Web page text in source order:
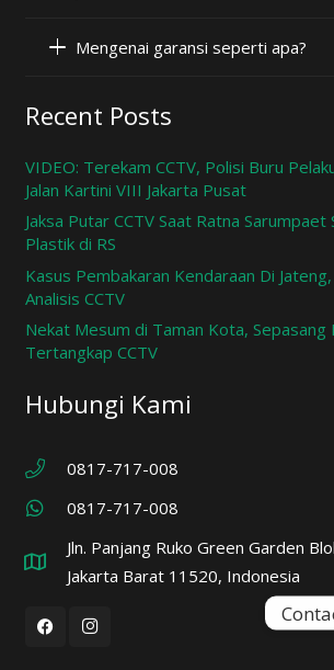
Mengenai garansi seperti apa?
Recent Posts
VIDEO: Terekam CCTV, Polisi Buru
Jalan Kartini VIII Jakarta Pusat
Jaksa Putar CCTV Saat Ratna
Plastik di RS
Kasus Pembakaran Kendaraan Di
Analisis CCTV
Nekat Mesum di Taman Kota, Sepasang
Tertangkap CCTV
Hubungi Kami
0817-717-008
0817-717-008
Jln. Panjang Ruko Green Garden
Jakarta Barat 11520, Indonesia